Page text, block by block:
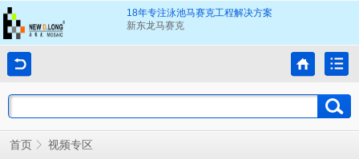
18年专注泳池马赛克工程解决方案
新东龙马赛克
首页 视频专区